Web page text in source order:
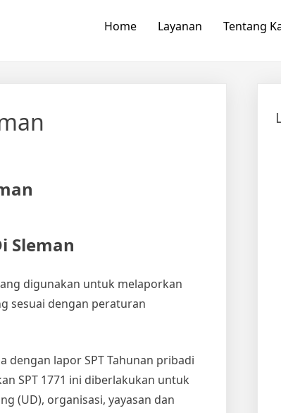
Home Layanan Tentang
Sleman
digunakan untuk melaporkan
sesuai dengan peraturan
dengan lapor SPT Tahunan pribadi
SPT 1771 ini diberlakukan untuk
(UD), organisasi, yayasan dan